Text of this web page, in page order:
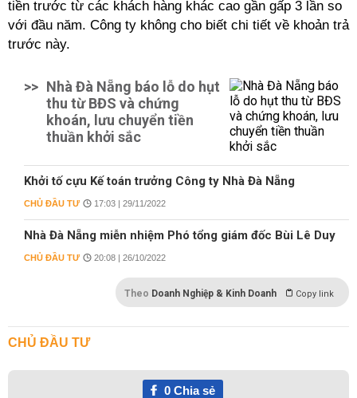
tiền trước từ các khách hàng khác cao gần gấp 3 lần so
với đầu năm. Công ty không cho biết chi tiết về khoản trả
trước này.
>> Nhà Đà Nẵng báo lỗ do hụt
thu từ BĐS và chứng
khoán, lưu chuyển tiền
thuần khởi sắc
Khởi tố cựu Kế toán trưởng Công ty Nhà Đà Nẵng
CHỦ ĐẦU TƯ 17:03 | 29/11/2022
Nhà Đà Nẵng miễn nhiệm Phó tổng giám đốc Bùi Lê Duy
CHỦ ĐẦU TƯ 20:08 | 26/10/2022
Theo Doanh Nghiệp & Kinh Doanh Copy link
CHỦ ĐẦU TƯ
0Chia sẻ